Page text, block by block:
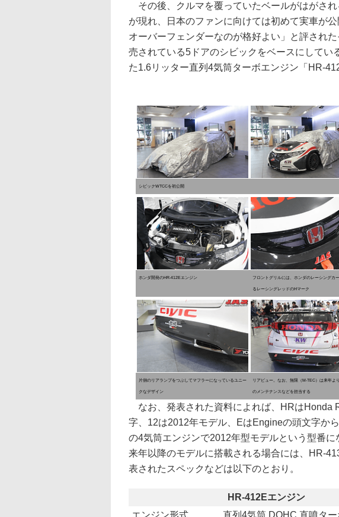
その後、クルマを覆っていたベールがはがさ
が現れ、日本のファンに向けては初めて実車が
オーバーフェンダーなのが格好よい」と評され
売されている5ドアのシビックをベースにしてい
た1.6リッター直列4気筒ターボエンジン「HR-
シビックWTCCを初公開
ホンダ開発のHR-412Eエンジン フロントグリルには、ホンダのレーシングカ
るレーシングレッドのHマーク
片側のリアランプをつぶしてマフラーになっているユニー
クなデザイン
リアビュー。なお、無限（M-TEC）は来年よ
のメンテナンスなどを担当する
なお、発表された資料によれば、HRはHonda
字、12は2012年モデル、EはEngineの頭文字か
の4気筒エンジンで2012年型モデルという型番に
来年以降のモデルに搭載される場合には、HR-
表されたスペックなどは以下のとおり。
HR-412Eエンジン
エンジン形式
直列4気筒 DOHC 直噴ター